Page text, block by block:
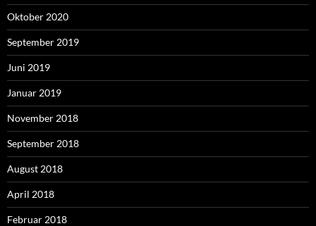
Oktober 2020
September 2019
Juni 2019
Januar 2019
November 2018
September 2018
August 2018
April 2018
Februar 2018